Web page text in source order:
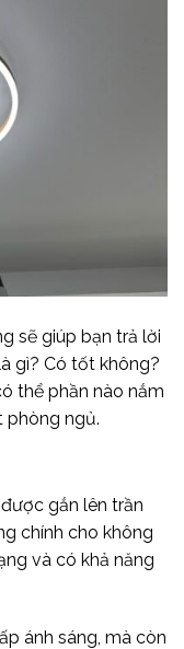
sẽ giúp bạn trả lời
gì? Có tốt không?
thể phần nào nắm
phòng ngủ.
gắn lên trần
chính cho không
và có khả năng
ánh sáng, mà còn